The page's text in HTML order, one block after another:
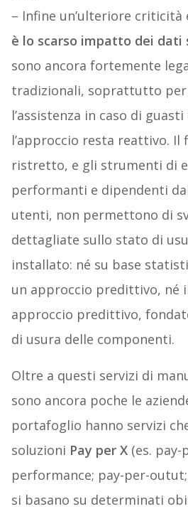
– Infine un’ulteriore criticità
è lo scarso impatto dei dati
sono ancora fortemente
tradizionali, soprattutto
l’assistenza in caso di
l’approccio resta reattivo. Il
ristretto, e gli strumenti di
performanti e dipendenti
utenti, non permettono di
dettagliate sullo stato di
installato: né su base
un approccio predittivo, né
approccio predittivo,
di usura delle componenti.
Oltre a questi servizi di
sono ancora poche le
portafoglio hanno servizi
soluzioni Pay per X(es. pay-
performance; pay-per-
si basano su determinati